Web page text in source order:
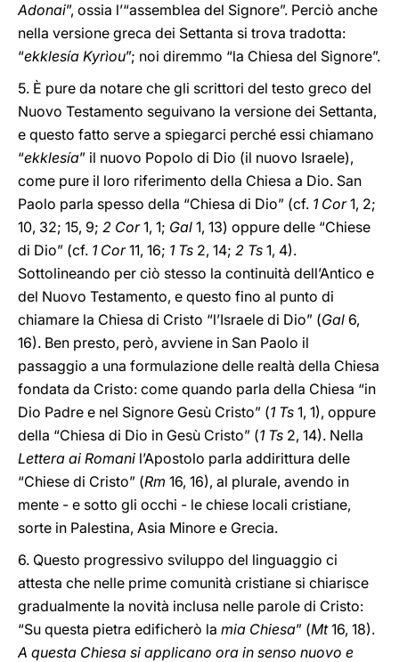
Adonai”, ossia l’“assemblea del Signore”. Perciò anche
nella versione greca dei Settanta si trova tradotta:
“ekklesía Kyrìou”; noi diremmo “la Chiesa del Signore”.
5. È pure da notare che gli scrittori del testo greco del
Nuovo Testamento seguivano la versione dei Settanta,
e questo fatto serve a spiegarci perché essi chiamano
“ekklesía” il nuovo Popolo di Dio (il nuovo Israele),
come pure il loro riferimento della Chiesa a Dio. San
Paolo parla spesso della “Chiesa di Dio” (cf. 1 Cor1, 2;
10, 32; 15, 9; 2 Cor1, 1; Gal 1, 13) oppure delle “Chiese
di Dio” (cf. 1 Cor11, 16; 1 Ts 2, 14; 2 Ts 1, 4).
Sottolineando per ciò stesso la continuità dell’Antico e
del Nuovo Testamento, e questo fino al punto di
chiamare la Chiesa di Cristo “l’Israele di Dio” (Gal 6,
16). Ben presto, però, avviene in San Paolo il
passaggio a una formulazione delle realtà della Chiesa
fondata da Cristo: come quando parla della Chiesa “in
Dio Padre e nel Signore Gesù Cristo” (1 Ts 1, 1), oppure
della “Chiesa di Dio in Gesù Cristo” (1 Ts 2, 14). Nella
Lettera ai Romani l’Apostolo parla addirittura delle
“Chiese di Cristo” (Rm 16, 16), al plurale, avendo in
mente - e sotto gli occhi - le chiese locali cristiane,
sorte in Palestina, Asia Minore e Grecia.
6. Questo progressivo sviluppo del linguaggio ci
attesta che nelle prime comunità cristiane si chiarisce
gradualmente la novità inclusa nelle parole di Cristo:
“Su questa pietra edificherò la mia Chiesa” (Mt16, 18).
A questa Chiesa si applicano ora in senso nuovo e